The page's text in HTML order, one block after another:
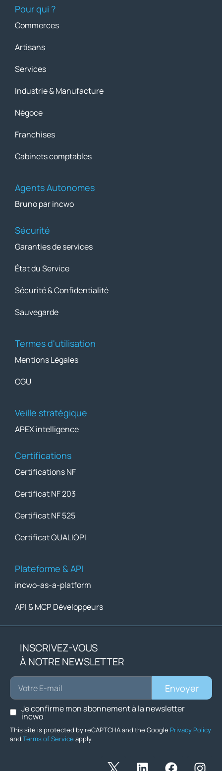
Pour qui ?
Commerces
Artisans
Services
Industrie & Manufacture
Négoce
Franchises
Cabinets comptables
Agents Autonomes
Bruno par incwo
Sécurité
Garanties de services
État du Service
Sécurité & Confidentialité
Sauvegarde
Termes d'utilisation
Mentions Légales
CGU
Veille stratégique
APEX intelligence
Certifications
Certifications NF
Certificat NF 203
Certificat NF 525
Certificat QUALIOPI
Plateforme & API
incwo-as-a-platform
API & MCP Développeurs
INSCRIVEZ-VOUS
À NOTRE NEWSLETTER
This site is protected by reCAPTCHA and the Google Privacy Policy
and Terms of Service apply.
Je confirme mon abonnement à la newsletter
incwo
Envoyer